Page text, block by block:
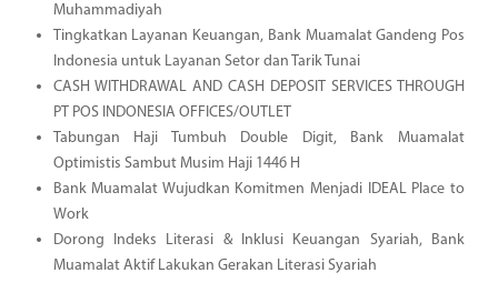
Muhammadiyah
Tingkatkan Layanan Keuangan, Bank Muamalat Gandeng Pos
Indonesia untuk Layanan Setor dan Tarik Tunai
CASH WITHDRAWAL AND CASH DEPOSIT SERVICES THROUGH
PT POS INDONESIA OFFICES/OUTLET
Tabungan Haji Tumbuh Double Digit, Bank Muamalat
Optimistis Sambut Musim Haji 1446 H
Bank Muamalat Wujudkan Komitmen Menjadi IDEAL Place to
Work
Dorong Indeks Literasi & Inklusi Keuangan Syariah, Bank
Muamalat Aktif Lakukan Gerakan Literasi Syariah